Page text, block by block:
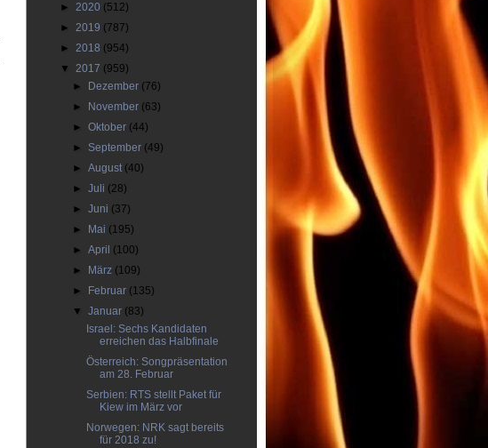
► 2020 (512)
► 2019 (787)
► 2018 (954)
▼ 2017 (959)
►
Dezember (76)
►
November (63)
►Oktober (44)
► September (49)
►August (40)
►Juli (28)
►Juni (37)
►
Mai (195)
►April (100)
►
März (109)
►
Februar (135)
▼Januar (83)
Israel: Sechs Kandidaten
erreichen das Halbfinale
Österreich: Songpräsentation
am 28. Februar
Serbien: RTS stellt Paket für
Kiew im März vor
Norwegen: NRK sagt bereits
für 2018 zu!